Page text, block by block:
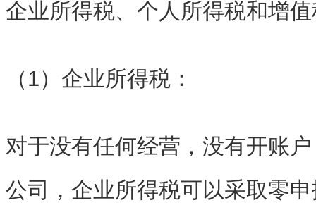
企业所得税、个人所得税和增
（1）企业所得税：
对于没有任何经营，没有开账
公司，企业所得税可以采取零